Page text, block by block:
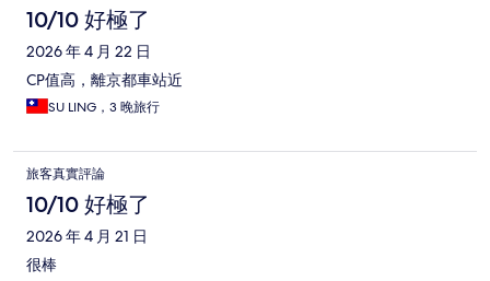
論
10/10 好極了
2026 年 4 月 22 日
CP值高，離京都車站近
SU LING，3 晚旅行
旅客真實評論
10/10 好極了
2026 年 4 月 21 日
很棒